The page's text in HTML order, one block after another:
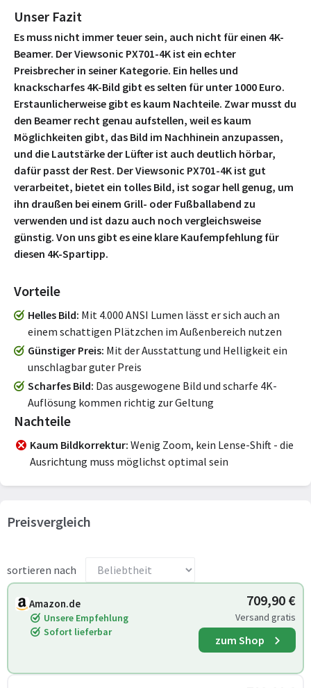
Unser Fazit
Es muss nicht immer teuer sein, auch nicht für einen 4K-
Beamer. Der Viewsonic PX701-4K ist ein echter
Preisbrecher in seiner Kategorie. Ein helles und
knackscharfes 4K-Bild gibt es selten für unter 1000 Euro.
Erstaunlicherweise gibt es kaum Nachteile. Zwar musst du
den Beamer recht genau aufstellen, weil es kaum
Möglichkeiten gibt, das Bild im Nachhinein anzupassen,
und die Lautstärke der Lüfter ist auch deutlich hörbar,
dafür passt der Rest. Der Viewsonic PX701-4K ist gut
verarbeitet, bietet ein tolles Bild, ist sogar hell genug, um
ihn draußen bei einem Grill- oder Fußballabend zu
verwenden und ist dazu auch noch vergleichsweise
günstig. Von uns gibt es eine klare Kaufempfehlung für
diesen 4K-Spartipp.
Vorteile
Helles Bild Mit 4.000 ANSI Lumen lässt er sich auch an
einem schattigen Plätzchen im Außenbereich nutzen
Günstiger Preis Mit der Ausstattung und Helligkeit ein
unschlagbar guter Preis
Scharfes Bild Das ausgewogene Bild und scharfe 4K-
Auflösung kommen richtig zur Geltung
Nachteile
Kaum Bildkorrektur Wenig Zoom, kein Lense-Shift - die
Ausrichtung muss möglichst optimal sein
Preisvergleich
sortieren nach
Amazon.de
Unsere Empfehlung
Sofort lieferbar
709,90 €
Versand gratis
zum Shop